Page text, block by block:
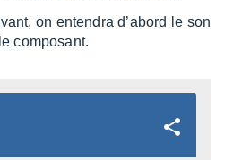
on enten­dra d’abord le son
compo­sant.